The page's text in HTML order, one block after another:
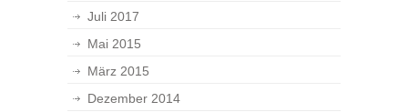
Juli 2017
Mai 2015
März 2015
Dezember 2014